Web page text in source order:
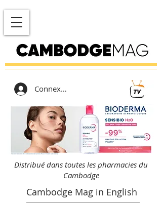
Connexion
Distribué dans toutes les pharmacies du
Cambodge
Cambodge Mag in English